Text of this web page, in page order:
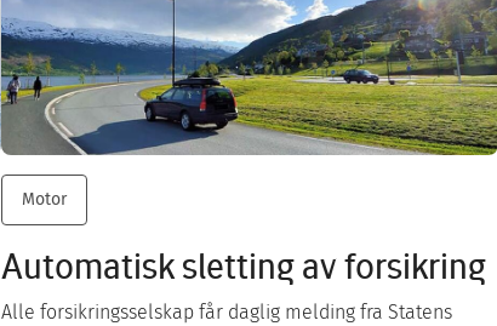
Motor
Automatisk sletting av forsikring
Alle forsikringsselskap får daglig melding fra Statens